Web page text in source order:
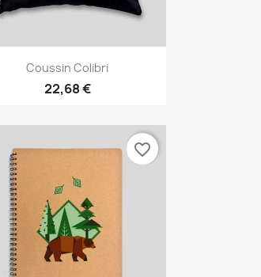
Aperçu rapide
Coussin Colibri
22,68 €
favorite_border